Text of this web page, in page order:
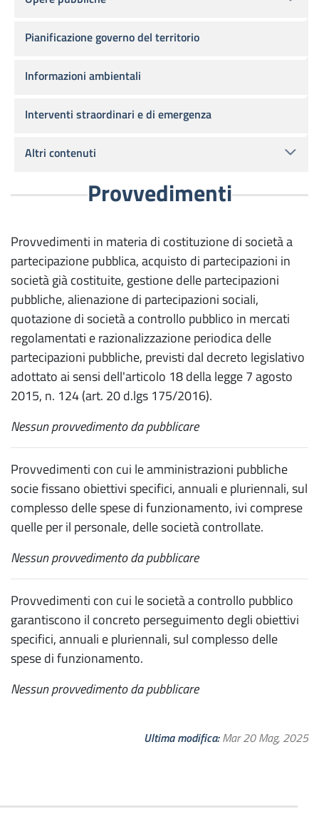
Provvedimenti
Provvedimenti in materia di costituzione di società a
partecipazione pubblica, acquisto di partecipazioni in
società già costituite, gestione delle partecipazioni
pubbliche, alienazione di partecipazioni sociali,
quotazione di società a controllo pubblico in mercati
regolamentati e razionalizzazione periodica delle
partecipazioni pubbliche, previsti dal decreto legislativo
adottato ai sensi dell'articolo 18 della legge 7 agosto
2015, n. 124 (art. 20 d.lgs 175/2016).
Nessun provvedimento da pubblicare
Provvedimenti con cui le amministrazioni pubbliche
socie fissano obiettivi specifici, annuali e pluriennali, sul
complesso delle spese di funzionamento, ivi comprese
quelle per il personale, delle società controllate.
Nessun provvedimento da pubblicare
Provvedimenti con cui le società a controllo pubblico
garantiscono il concreto perseguimento degli obiettivi
specifici, annuali e pluriennali, sul complesso delle
spese di funzionamento.
Nessun provvedimento da pubblicare
Ultima modifica Mar 20 Mag, 2025
Pianificazione governo del territorio
Informazioni ambientali
Interventi straordinari e di emergenza
Altri contenuti